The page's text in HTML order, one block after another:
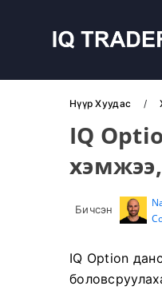
Нүүр Хуудас
IQ
Бичсэн
IQ Option